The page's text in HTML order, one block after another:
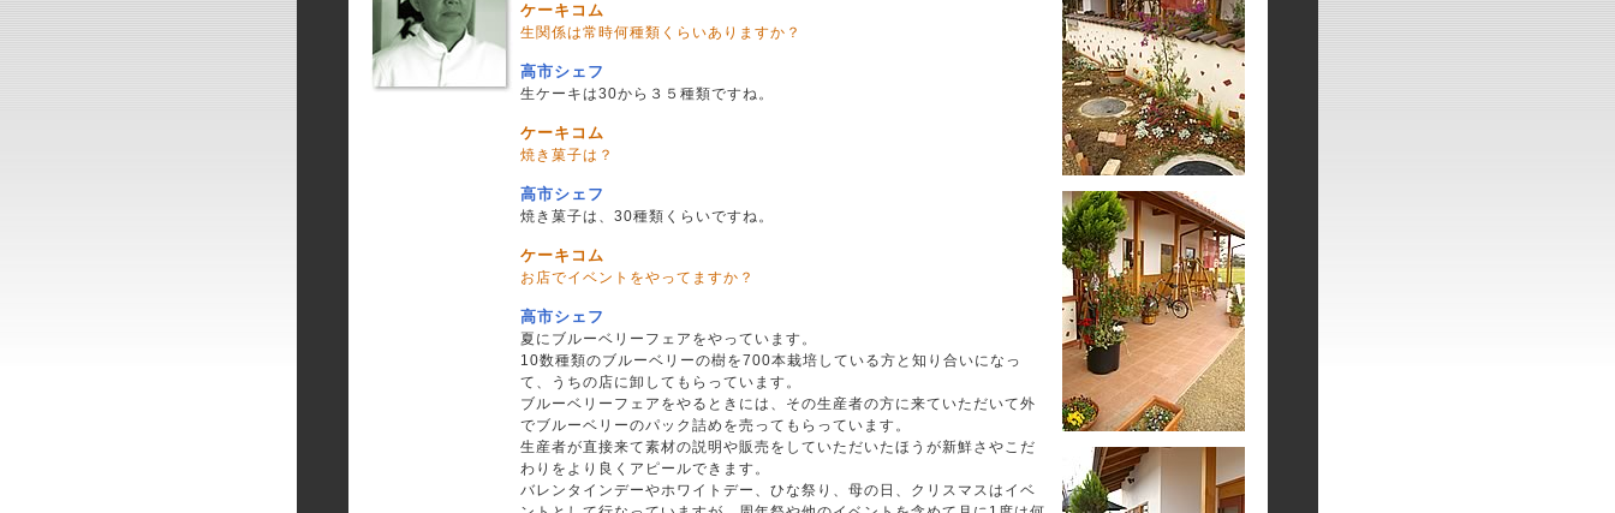
ケーキコム
生関係は常時何種類くらいありますか？
高市シェフ
生ケーキは30から３５種類ですね。
ケーキコム
焼き菓子は？
高市シェフ
焼き菓子は、30種類くらいですね。
ケーキコム
お店でイベントをやってますか？
高市シェフ
夏にブルーベリーフェアをやっています。
10数種類のブルーベリーの樹を700本栽培している方と知り合いになっ
て、うちの店に卸してもらっています。
ブルーベリーフェアをやるときには、その生産者の方に来ていただいて外
でブルーベリーのパック詰めを売ってもらっています。
生産者が直接来て素材の説明や販売をしていただいたほうが新鮮さやこだ
わりをより良くアピールできます。
バレンタインデーやホワイトデー、ひな祭り、母の日、クリスマスはイベ